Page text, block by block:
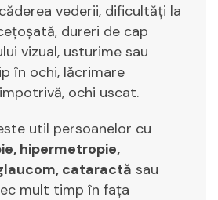
vederii, dificultăți la
dureri de cap
vizual, usturime sau
în ochi, lăcrimare
ochi uscat.
util persoanelor cu
hipermetropie,
cataractă sau
mult timp în fața